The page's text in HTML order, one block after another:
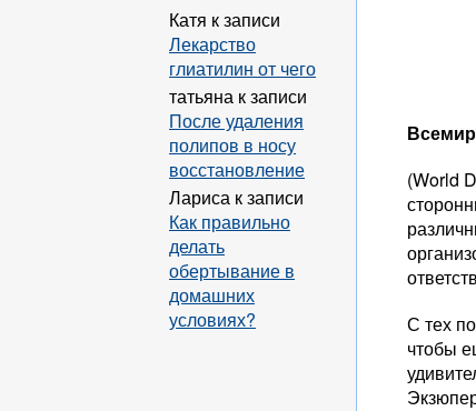
(World
С тех
чтобы
Катя к записи
Лекарство
глиатилин от чего
татьяна к записи
После удаления
полипов в носу
восстановление
Лариса к записи
Как правильно
делать
обертывание в
домашних
условиях?